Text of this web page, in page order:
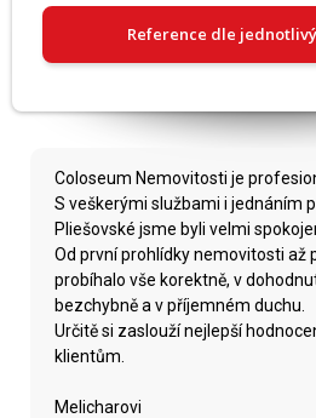
Reference dle
Coloseum Nemovitosti je
S veškerými službami i jednáním
Pliešovské jsme byli velmi
Od první prohlídky nemovitosti až
probíhalo vše korektně, v
bezchybně a v příjemném duchu.
Určitě si zaslouží nejlepší
klientům.
Melicharovi